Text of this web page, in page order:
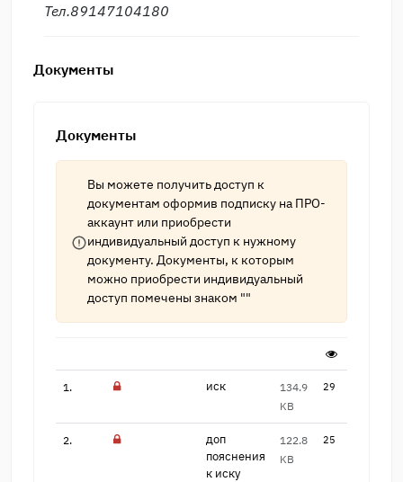
Тел.89147104180
Документы
Документы
Вы можете получить доступ к
документам оформив подписку на ПРО-
аккаунт или приобрести
индивидуальный доступ к нужному
документу. Документы, к которым
можно приобрести индивидуальный
доступ помечены знаком ""
1. иск
134.9
KB
29
2.
доп
пояснения
к иску
122.8
KB
25